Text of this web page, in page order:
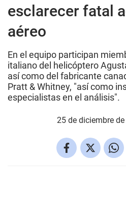
esclarecer fatal
aéreo
En el equipo participan
italiano del helicóptero
así como del fabricante
Pratt & Whitney, "así como
especialistas en el análisis".
25 de diciembre